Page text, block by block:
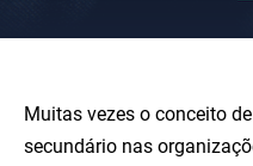
Muitas vezes o conceito
secundário nas